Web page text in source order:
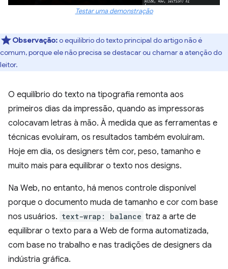
Testar uma demonstração
Observação:o equilíbrio do texto principal do artigo não é
comum, porque ele não precisa se destacar ou chamar a atenção do
leitor.
O equilíbrio do texto na tipografia remonta aos
primeiros dias da impressão, quando as impressoras
colocavam letras à mão. À medida que as ferramentas e
técnicas evoluíram, os resultados também evoluíram.
Hoje em dia, os designers têm cor, peso, tamanho e
muito mais para equilibrar o texto nos designs.
Na Web, no entanto, há menos controle disponível
porque o documento muda de tamanho e cor com base
nos usuários. text-wrap: balance traz a arte de
equilibrar o texto para a Web de forma automatizada,
com base no trabalho e nas tradições de designers da
indústria gráfica.